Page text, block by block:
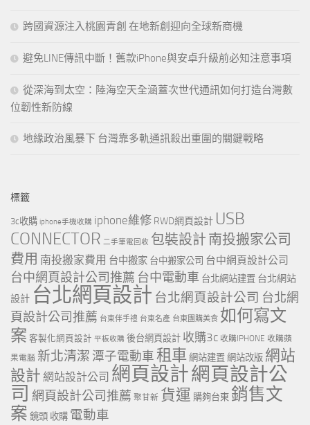
跨國資源注入桃園青創 在地新創迎向全球新商機
避免LINE傳訊中斷！舊款iPhone與安卓升級前必知注意事項
從深海到太空：陸海空天全涵蓋次世代通訊如何打造台灣數
位韌性新防線
地緣政治風暴下 台灣靠多軌通訊殺出重圍的關鍵戰略
標籤
3c收購 iphone手機收購 iphone維修 RWD網頁設計 USB
CONNECTOR 二手筆電回收 包裝設計 南投搬家公司
費用 南投搬家費用 台中搬家 台中搬家公司 台中網頁設計公司
台中網頁設計公司推薦 台中電動車 台北網站建置 台北網站
設計 台北網頁設計 台北網頁設計公司 台北網
頁設計公司推薦 台東伴手禮 台東名產 台東團購美食 如何寫文
案 客製化網頁設計 平板收購 後台網頁設計 收購3c 收購IPHONE 收購蘋
果電腦 新北清潔 潭子電動車租車 網站建置 網站改版 網站
設計 網站設計公司 網頁設計網頁設計公
司 網頁設計公司推薦 聚甘新 貨運 購夠台東 銷售文
案 鏡頭 收購 電動車